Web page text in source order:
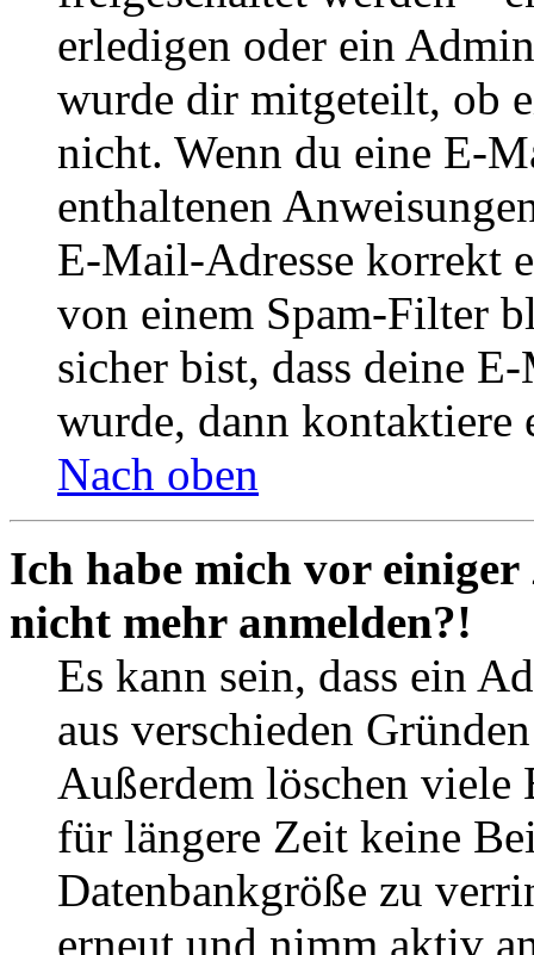
erledigen oder ein
wurde dir mitgeteilt, ob
nicht. Wenn du eine E-
enthaltenen
E-Mail-Adresse korrekt
von einem Spam-Filter
sicher bist, dass deine
wurde, dann kontaktiere
Nach oben
Ich habe mich vor
nicht mehr anmelden?!
Es kann sein, dass ein
aus verschieden
Außerdem löschen viele
für längere Zeit keine
Datenbankgröße zu
erneut und nimm aktiv